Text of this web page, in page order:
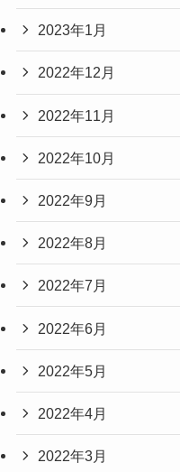
2023年1月
2022年12月
2022年11月
2022年10月
2022年9月
2022年8月
2022年7月
2022年6月
2022年5月
2022年4月
2022年3月